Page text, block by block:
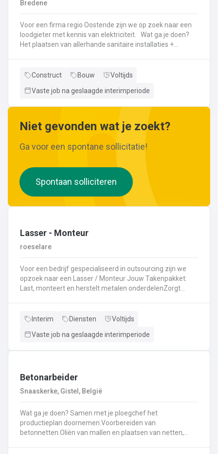
wijzigingen aan leidingen aanbrengen.Werken met
Bredene
Voor een firma regio Oostende zijn we op zoek naar een
loodgieter met kennis van elektriciteit. Wat ga je doen?
Het plaatsen van allerhande sanitaire installaties +
sanitaire toestellenBij Klanten herstellingen gaan
Neem gerust de vacature even door! Indien je nog vragen
Construct Bouw
Voltijds
Vaste job na geslaagde interimperiode
Niet gevonden wat je zoekt?
Ga voor een spontane sollicitatie!
Spontaan solliciteren
Lasser - Monteur
roeselare
Voor een bedrijf gespecialiseerd in outsourcing zijn we
opzoek naar een Lasser / Monteur Jouw Takenpakket:
Last, monteert en herstelt metalen onderdelenZorgt
gemakBepaalt en past de juiste lastechniek toe
kwaliteitsgericht volgens veiligheidsvoorschriftenDraagt
Interim Diensten
Voltijds
Vaste job na geslaagde interimperiode
Betonarbeider
Snaaskerke, Gistel, België
Wat ga je doen? Samen met je ploegchef het
productieplan doornemen.Voorbereiden van
betonnetten.Oliën van mallen en plaatsen van netten,